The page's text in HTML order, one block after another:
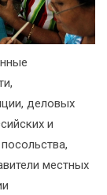
деловых
и
местных